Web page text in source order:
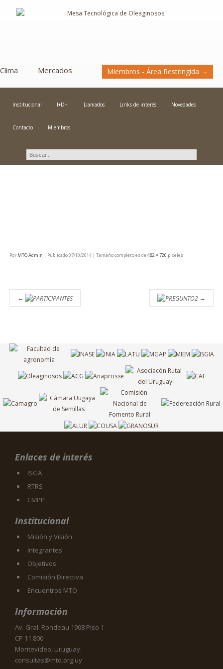
Clima Mercados Miembros - Área Restringida →
Institucional I+D+i Llamados Links de interés Novedades
Contacto Miembros
Por MTO Admin | Publicado07/10/2014 | Tamaño completo es de 482 × 720 pixeles
Enlaces de interés
ISGA
RTRS
CMPP
Institucional
Misión y Visión
Integrantes
Objetivos
Comisión Directiva
Encuentros MTO
Información
Av. Gral. Rondeau 1908 Piso 1
CP 11.800
Montevideo, Uruguay.
consultas@mto.org.uy